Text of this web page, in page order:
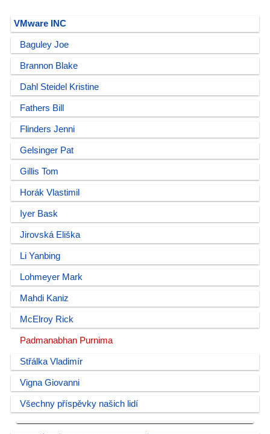
VMware INC
Baguley Joe
Brannon Blake
Dahl Steidel Kristine
Fathers Bill
Flinders Jenni
Gelsinger Pat
Gillis Tom
Horák Vlastimil
Iyer Bask
Jirovská Eliška
Li Yanbing
Lohmeyer Mark
Mahdi Kaniz
McElroy Rick
Padmanabhan Purnima
Střálka Vladimír
Vigna Giovanni
Všechny příspěvky našich lidí